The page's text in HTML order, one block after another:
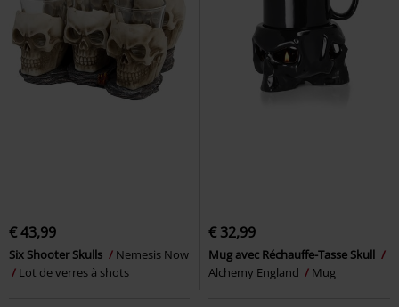
€ 43,99
Six Shooter Skulls
Nemesis Now
Lot de verres à shots
€ 32,99
Mug avec Réchauffe-Tasse Skull
Alchemy England
Mug